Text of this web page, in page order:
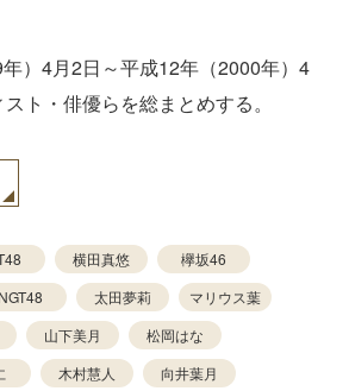
）4月2日～平成12年（2000年）4
ト・俳優らを総まとめする。
横田真悠
欅坂46
NGT48 太田夢莉
マリウス葉
山下美月
松岡はな
木村慧人
向井葉月